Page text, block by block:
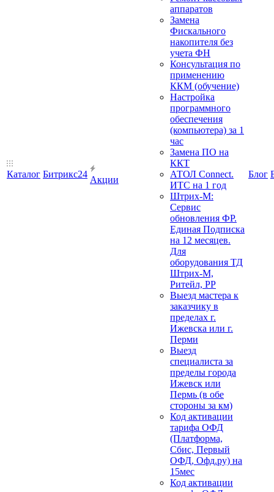
Каталог Битрикс24
Акции
аппаратов
Замена
Фискального
накопителя без
учета ФН
Консультация по
применению
ККМ (обучение)
Настройка
программного
обеспечения
(компьютера) за 1
час
Замена ПО на
ККТ
АТОЛ Connect.
ИТС на 1 год
Штрих-М:
Сервис
обновления ФР.
Единая Подписка
на 12 месяцев.
Для
оборудования ТД
Штрих-М,
Ритейл, РР
Выезд мастера к
заказчику в
пределах г.
Ижевска или г.
Перми
Выезд
специалиста за
пределы города
Ижевск или
Пермь (в обе
стороны за км)
Код активации
тарифа ОФД
(Платформа,
Сбис, Первый
ОФД, Офд.ру) на
15мес
Код активации
Блог